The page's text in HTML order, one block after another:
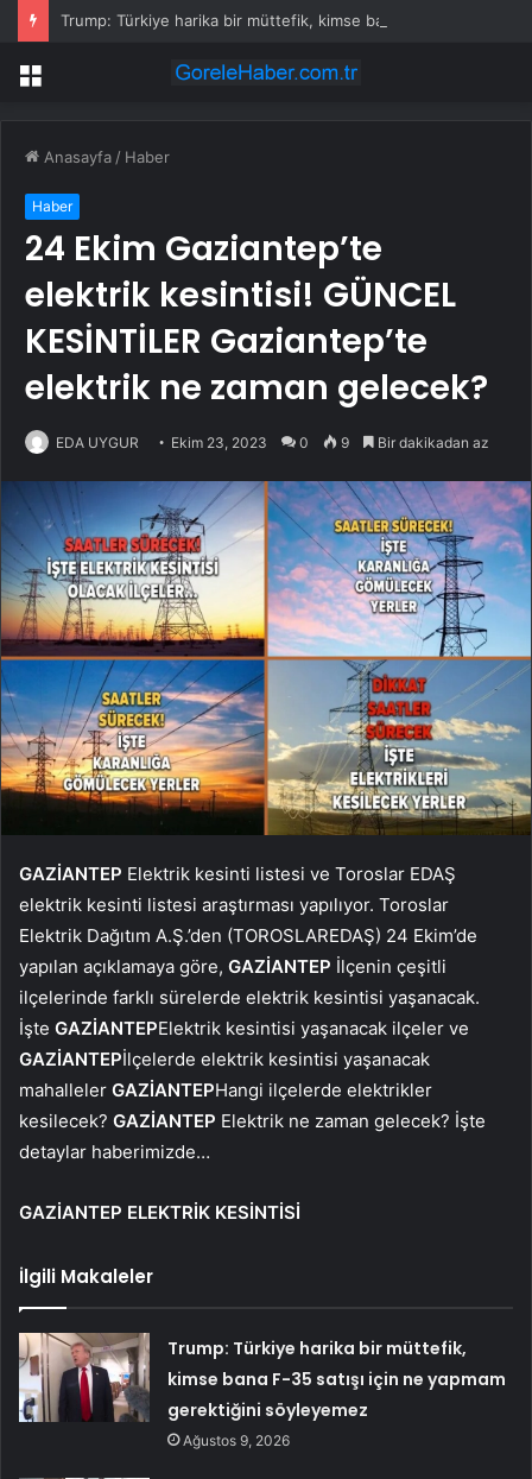
Menü
Anasayfa / Haber
Haber
24 Ekim Gaziantep’te
elektrik kesintisi! GÜNCEL
KESİNTİLER Gaziantep’te
elektrik ne zaman gelecek?
EDA UYGUR Ekim 23, 2023 0 9 Bir dakikadan az
GAZİANTEP Elektrik kesinti listesi ve Toroslar EDAŞ
elektrik kesinti listesi araştırması yapılıyor. Toroslar
Elektrik Dağıtım A.Ş.’den (TOROSLAREDAŞ) 24 Ekim’de
yapılan açıklamaya göre, GAZİANTEP İlçenin çeşitli
ilçelerinde farklı sürelerde elektrik kesintisi yaşanacak.
İşte GAZİANTEPElektrik kesintisi yaşanacak ilçeler ve
GAZİANTEPİlçelerde elektrik kesintisi yaşanacak
mahalleler GAZİANTEPHangi ilçelerde elektrikler
kesilecek? GAZİANTEP Elektrik ne zaman gelecek? İşte
detaylar haberimizde…
GAZİANTEP ELEKTRİK KESİNTİSİ
İlgili Makaleler
Trump: Türkiye harika bir müttefik,
kimse bana F-35 satışı için ne yapmam
gerektiğini söyleyemez
Ağustos 9, 2026